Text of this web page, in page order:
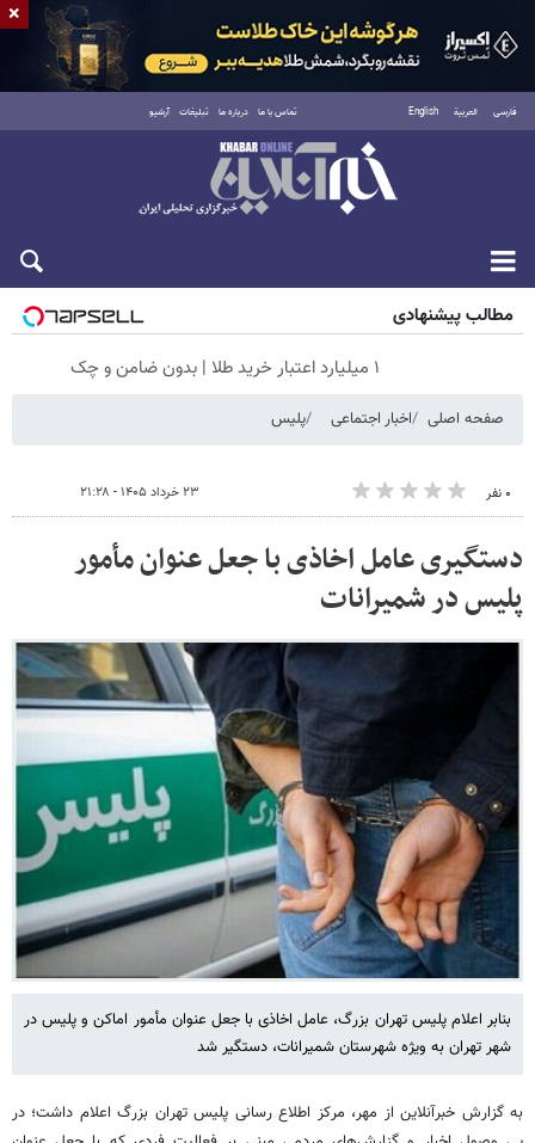
فارسی العربية English تماس با ما درباره ما تبلیغات آرشیو
شنبه ۱۷ مرداد ۱۴۰۵
مطالب پیشنهادی
۱ میلیارد اعتبار خرید طلا | بدون ضامن و چک
صفحه اصلی اخبار اجتماعی پلیس
۰ نفر ۲۳ خرداد ۱۴۰۵ - ۲۱:۲۸
دستگیری عامل اخاذی با جعل عنوان مأمور
پلیس در شمیرانات
بنابر اعلام پلیس تهران بزرگ، عامل اخاذی با جعل عنوان مأمور اماکن و پلیس در
شهر تهران به ویژه شهرستان شمیرانات، دستگیر شد
به گزارش خبرآنلاین از مهر، مرکز اطلاع رسانی پلیس تهران بزرگ اعلام داشت؛ در
×